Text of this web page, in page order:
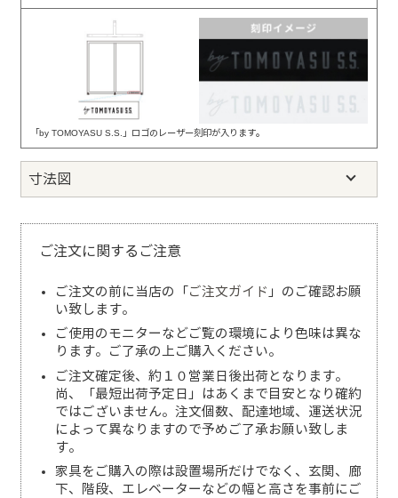
「by TOMOYASU S.S.」ロゴのレーザー刻印が入ります。
寸法図
ご注文に関するご注意
ご注文の前に当店の「 ご注文ガイド 」のご確認お願
い致します。
ご使用のモニターなどご覧の環境により色味は異な
ります。ご了承の上ご購入ください。
ご注文確定後、約１０営業日後出荷となります。
尚、「最短出荷予定日」はあくまで目安となり確約
ではございません。注文個数、配達地域、運送状況
によって異なりますので予めご了承お願い致しま
す。
家具をご購入の際は設置場所だけでなく、玄関、廊
下、階段、エレベーターなどの幅と高さを事前にご